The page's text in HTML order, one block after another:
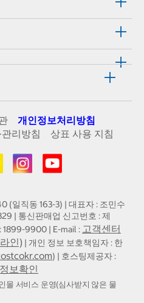
개인정보처리방침
리방침
상표 사용 지침
(일직동 163-3) | 대표자 : 조민수
| 통신판매업 신고번호 : 제
1899-9900 | E-mail : 고객센터
인) | 개인 정보 보호책임자 : 한
) | 호스팅제공자 :
보확인
몰 서비스 운영(심사받지 않은 물